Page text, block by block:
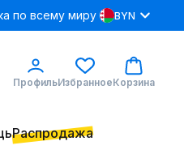
по всему миру BYN
ПрофильИзбранноеКорзина
Распродажа